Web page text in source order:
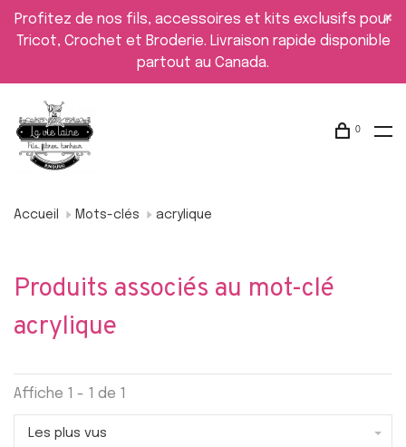
Profitez de nos fils, accessoires et kits exclusifs pour
Tricot, Crochet et Broderie. Livraison rapide disponible
partout au Canada.
0
Accueil Mots-clés acrylique
Produits associés au mot-clé
acrylique
Affiche 1 - 1 de 1
Les plus vus